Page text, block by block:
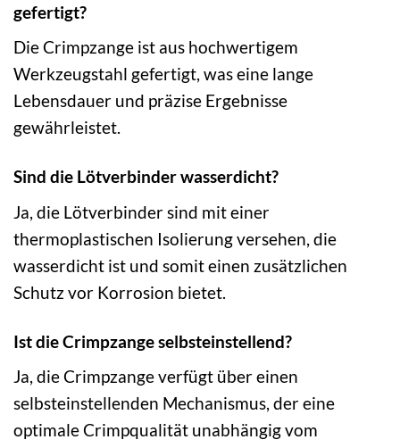
gefertigt?
Die Crimpzange ist aus hochwertigem
Werkzeugstahl gefertigt, was eine lange
Lebensdauer und präzise Ergebnisse
gewährleistet.
Sind die Lötverbinder wasserdicht?
Ja, die Lötverbinder sind mit einer
thermoplastischen Isolierung versehen, die
wasserdicht ist und somit einen zusätzlichen
Schutz vor Korrosion bietet.
Ist die Crimpzange selbsteinstellend?
Ja, die Crimpzange verfügt über einen
selbsteinstellenden Mechanismus, der eine
optimale Crimpqualität unabhängig vom